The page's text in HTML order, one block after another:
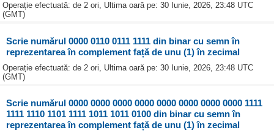
Operație efectuată: de 2 ori, Ultima oară pe: 30 Iunie, 2026, 23:48 UTC
(GMT)
Scrie numărul 0000 0110 0111 1111 din binar cu semn în
reprezentarea în complement față de unu (1) în zecimal
Operație efectuată: de 2 ori, Ultima oară pe: 30 Iunie, 2026, 23:48 UTC
(GMT)
Scrie numărul 0000 0000 0000 0000 0000 0000 0000 0000 1111
1111 1110 1101 1111 1011 1011 0100 din binar cu semn în
reprezentarea în complement față de unu (1) în zecimal